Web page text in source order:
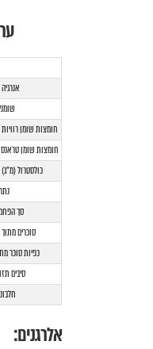
חומצות שומן
חומצות שומן
כולסטרול
סך
סוכרים
כפיות סוכר
סיבים
אלרגנים: